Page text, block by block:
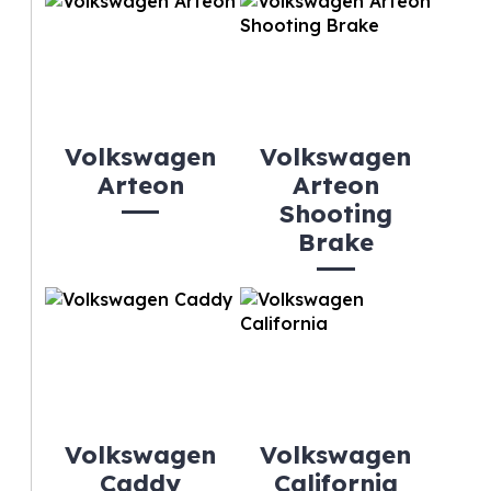
Volkswagen
Arteon
Volkswagen
Arteon
Shooting
Brake
Volkswagen
Caddy
Volkswagen
California